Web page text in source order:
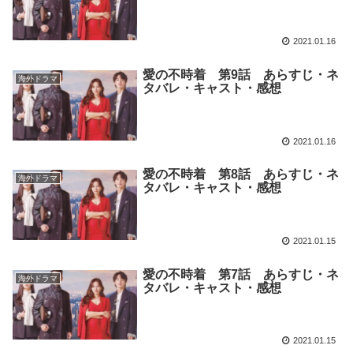
2021.01.16
海外ドラマ
愛の不時着 第9話 あらすじ・ネ
タバレ・キャスト・感想
2021.01.16
海外ドラマ
愛の不時着 第8話 あらすじ・ネ
タバレ・キャスト・感想
2021.01.15
海外ドラマ
愛の不時着 第7話 あらすじ・ネ
タバレ・キャスト・感想
2021.01.15